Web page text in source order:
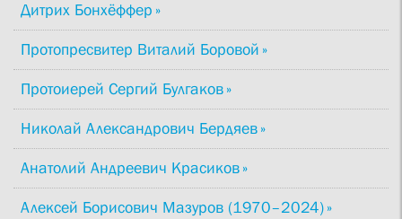
Дитрих Бонхёффер
Протопресвитер Виталий Боровой
Протоиерей Сергий Булгаков
Николай Александрович Бердяев
Анатолий Андреевич Красиков
Алексей Борисович Мазуров (1970–2024)